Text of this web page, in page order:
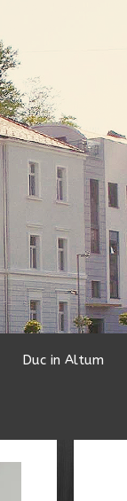
Duc in Altum